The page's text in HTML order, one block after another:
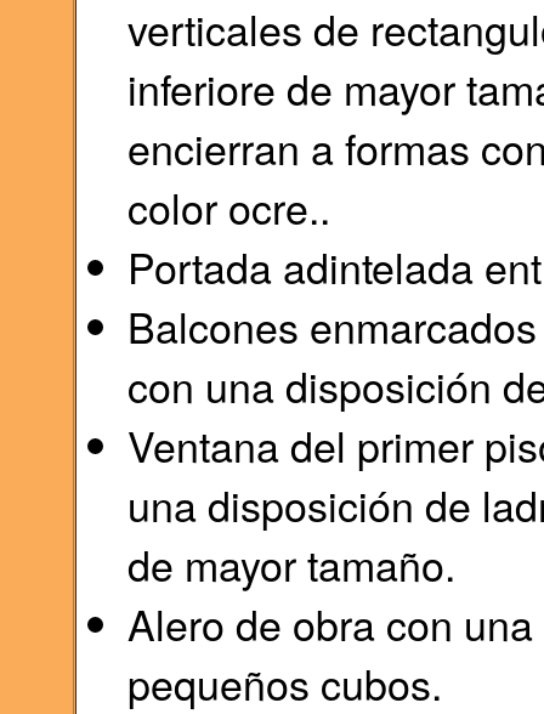
verticales de
inferiore de mayor
encierran a formas
color ocre..
Portada adintelada
Balcones
con una disposición
Ventana del primer
una disposición de
de mayor tamaño.
Alero de obra con
pequeños cubos.